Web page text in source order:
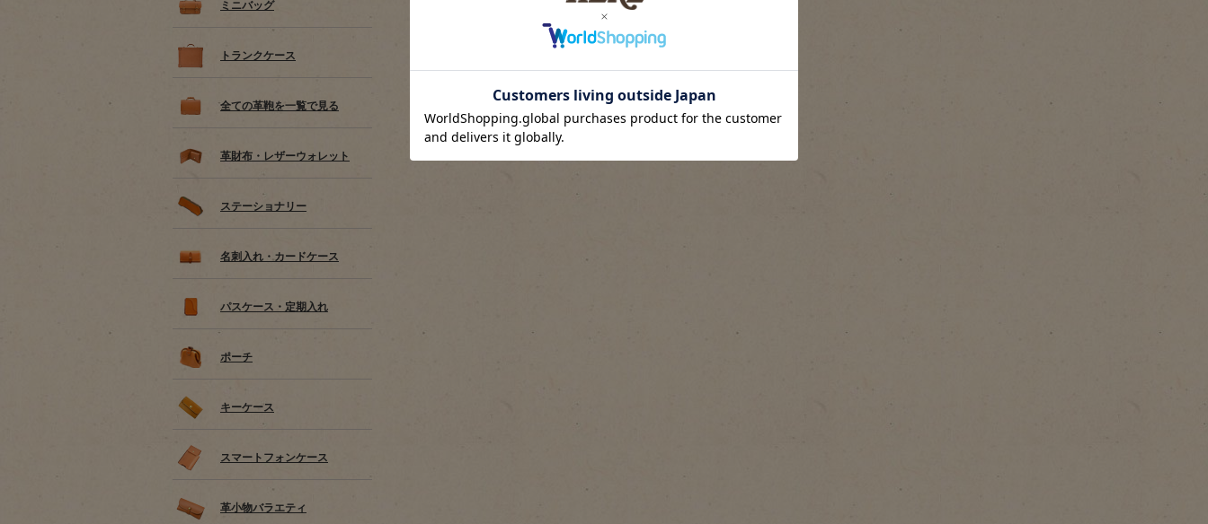
ミニバッグ
トランクケース
全ての革鞄を一覧で見る
革財布・レザーウォレット
ステーショナリー
名刺入れ・カードケース
パスケース・定期入れ
ポーチ
キーケース
スマートフォンケース
革小物バラエティ